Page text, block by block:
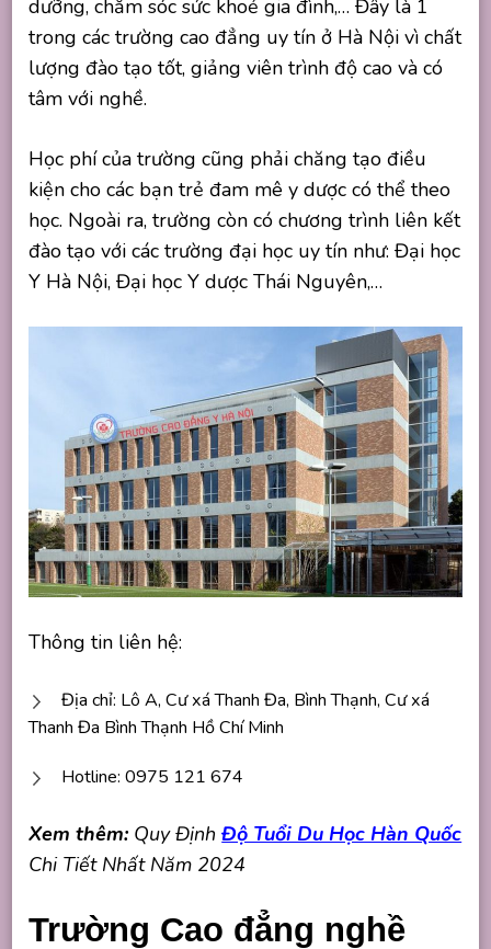
dưỡng, chăm sóc sức khoẻ gia đình,… Đây là 1
trong các trường cao đẳng uy tín ở Hà Nội vì chất
lượng đào tạo tốt, giảng viên trình độ cao và có
tâm với nghề.
Học phí của trường cũng phải chăng tạo điều
kiện cho các bạn trẻ đam mê y dược có thể theo
học. Ngoài ra, trường còn có chương trình liên kết
đào tạo với các trường đại học uy tín như: Đại học
Y Hà Nội, Đại học Y dược Thái Nguyên,…
Thông tin liên hệ:
Địa chỉ: Lô A, Cư xá Thanh Đa, Bình Thạnh, Cư xá
Thanh Đa Bình Thạnh Hồ Chí Minh
Hotline: 0975 121 674
Xem thêm: Quy ĐịnhĐộ Tuổi Du Học Hàn Quốc
Chi Tiết Nhất Năm 2024
Trường Cao đẳng nghề